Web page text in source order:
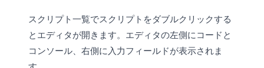
スクリプト一覧でスクリプトをダブルクリックする
とエディタが開きます。エディタの左側にコードと
コンソール 、右側に入力フィールドが表示されま